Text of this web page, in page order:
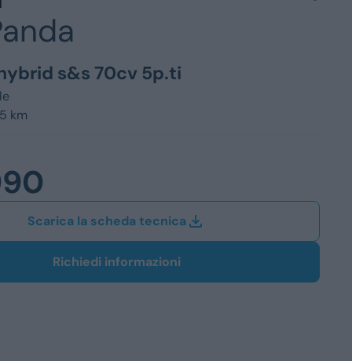
25.000
€ 35.000
s&s 70cv 5p.ti
km
Scarica la scheda tecnica
Richiedi informazioni